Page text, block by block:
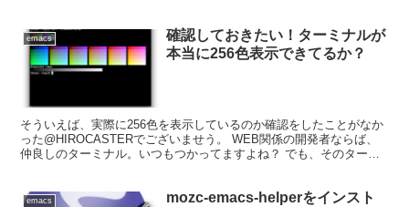
emacs
確認しておきたい！ターミナルが
本当に256色表示できてるか？
そういえば、実際に256色を表示しているのか確認をしたことがなか
った@HIROCASTERでございませう。 WEB関係の開発者ならば、
仲良しのターミナル。いつもつかってますよね？ でも、そのターミ
emacs
mozc-emacs-helperをインスト